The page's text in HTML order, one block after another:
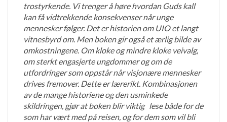
trostyrkende. Vi trenger å høre hvordan Guds kall
kan få vidtrekkende konsekvenser når unge
mennesker følger. Det er historien om UIO et langt
vitnesbyrd om. Men boken gir også et ærlig bilde av
omkostningene. Om kloke og mindre kloke veivalg,
om sterkt engasjerte ungdommer og om de
utfordringer som oppstår når visjonære mennesker
drives fremover. Dette er lærerikt. Kombinasjonen
av de mange historiene og den usminkede
skildringen, gjør at boken blir viktig lese både for de
som har vært med på reisen, og for dem som vil bli